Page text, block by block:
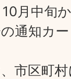
月中旬
通知カ
市区町